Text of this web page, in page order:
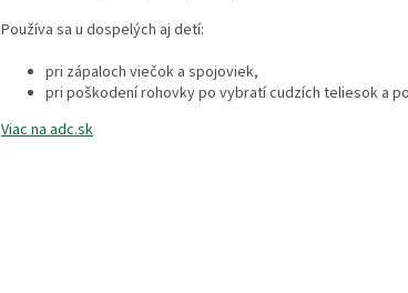
Používa sa u dospelých aj detí:
pri zápaloch viečok a spojoviek,
pri poškodení rohovky po vybratí cudzích teliesok a
Viac na adc.sk